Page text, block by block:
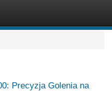
Precyzja Golenia na